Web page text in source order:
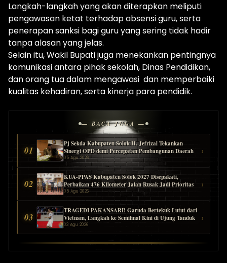
Langkah-langkah yang akan diterapkan meliputi
pengawasan ketat terhadap absensi guru, serta
penerapan sanksi bagi guru yang sering tidak hadir
tanpa alasan yang jelas.
Selain itu, Wakil Bupati juga menekankan pentingnya
komunikasi antara pihak sekolah, Dinas Pendidikan,
dan orang tua dalam mengawasi dan memperbaiki
kualitas kehadiran, serta kinerja para pendidik.
— BACA JUGA —
01
Pj Sekda Kabupaten Solok H. Jefrizal Tekankan
Sinergi OPD demi Percepatan Pembangunan Daerah
05 Agu 2026
›
02
KUA-PPAS Kabupaten Solok 2027 Disepakati,
Perbaikan 476 Kilometer Jalan Rusak Jadi Prioritas
05 Agu 2026
›
03
TRAGEDI PAKANSARI! Garuda Bertekuk Lutut dari
Vietnam, Langkah ke Semifinal Kini di Ujung Tanduk
03 Agu 2026
›